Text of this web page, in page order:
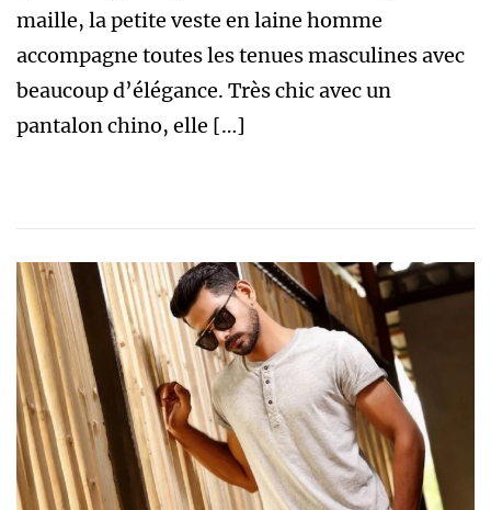
maille, la petite veste en laine homme
accompagne toutes les tenues masculines avec
beaucoup d’élégance. Très chic avec un
pantalon chino, elle […]